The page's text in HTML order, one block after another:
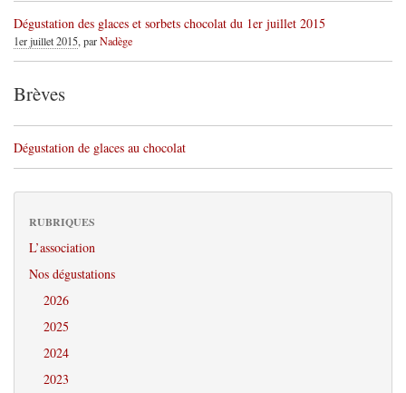
Dégustation des glaces et sorbets chocolat du 1er juillet 2015
1er juillet 2015, parNadège
Brèves
Dégustation de glaces au chocolat
RUBRIQUES
L’association
Nos dégustations
2026
2025
2024
2023